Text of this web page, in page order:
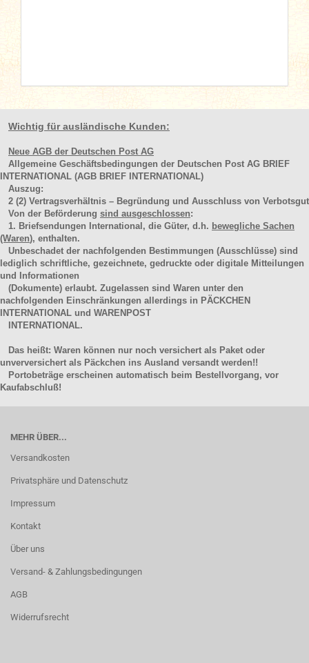
Wichtig für ausländische Kunden:
Neue AGB der Deutschen Post AG
Allgemeine Geschäftsbedingungen der Deutschen Post AG BRIEF
INTERNATIONAL (AGB BRIEF INTERNATIONAL)
Auszug:
2 (2) Vertragsverhältnis – Begründung und Ausschluss von Verbotsgut
Von der Beförderung sind ausgeschlossen:
1. Briefsendungen International, die Güter, d.h. bewegliche Sachen
(Waren), enthalten.
Unbeschadet der nachfolgenden Bestimmungen (Ausschlüsse) sind
lediglich schriftliche, gezeichnete, gedruckte oder digitale Mitteilungen
und Informationen
(Dokumente) erlaubt. Zugelassen sind Waren unter den
nachfolgenden Einschränkungen allerdings in PÄCKCHEN
INTERNATIONAL und WARENPOST
INTERNATIONAL.
Das heißt: Waren können nur noch versichert als Paket oder
unverversichert als Päckchen ins Ausland versandt werden!!
Portobeträge erscheinen automatisch beim Bestellvorgang, vor
Kaufabschluß!
MEHR ÜBER...
Versandkosten
Privatsphäre und Datenschutz
Impressum
Kontakt
Über uns
Versand- & Zahlungsbedingungen
AGB
Widerrufsrecht